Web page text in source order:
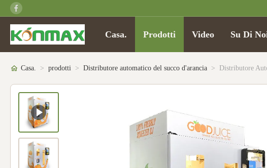
Casa. Prodotti Video Su Di
Casa. > prodotti > Distributore automatico del succo d'arancia > Distributore